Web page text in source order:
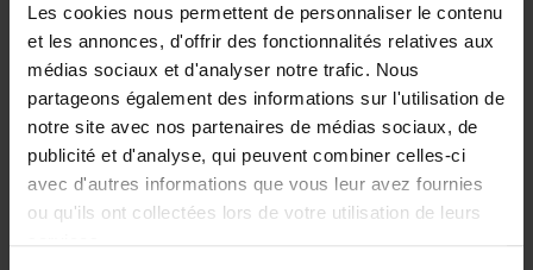
Les cookies nous permettent de personnaliser le contenu
et les annonces, d'offrir des fonctionnalités relatives aux
médias sociaux et d'analyser notre trafic. Nous
partageons également des informations sur l'utilisation de
notre site avec nos partenaires de médias sociaux, de
publicité et d'analyse, qui peuvent combiner celles-ci
avec d'autres informations que vous leur avez fournies
ou qu'ils ont collectées lors de votre utilisation de leurs
The Offer You Can't
Refuse
Steven Van Belleghem
Couverture souple
2020 256
€37,50